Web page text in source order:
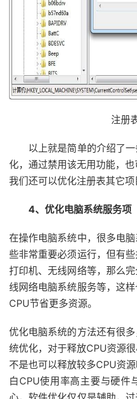
注册表
以上就是简单的介绍了一
化，通过禁用该无用功能，
我们还可以优化注册表其它项
4、优化电脑系统服务项
在操作电脑系统中，很多电
些非常重要必须运行，但有
打印机、无线网络等，那么
线网络电脑系统服务等，这
CPU节省更多资源。
优化电脑系统的方法还有很
统优化，对于释放CPU资源
不是也可以释放较多CPU资
白CPU使用率高主要与硬件